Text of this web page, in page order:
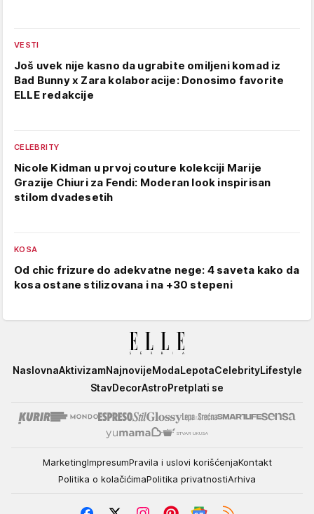
VESTI
Još uvek nije kasno da ugrabite omiljeni komad iz
Bad Bunny x Zara kolaboracije: Donosimo favorite
ELLE redakcije
CELEBRITY
Nicole Kidman u prvoj couture kolekciji Marije
Grazije Chiuri za Fendi: Moderan look inspirisan
stilom dvadesetih
KOSA
Od chic frizure do adekvatne nege: 4 saveta kako da
kosa ostane stilizovana i na +30 stepeni
Elle
NaslovnaAktivizamNajnovijeModaLepotaCelebrityLifestyle
StavDecorAstroPretplati se
MarketingImpresumPravila i uslovi korišćenjaKontakt
Politika o kolačićimaPolitika privatnostiArhiva